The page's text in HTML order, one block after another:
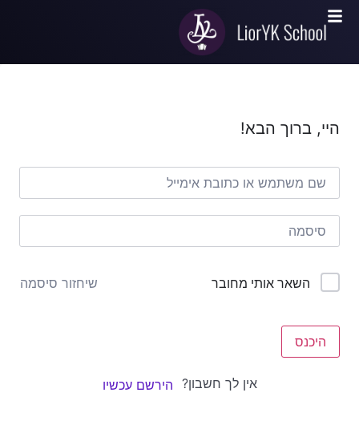
היי, ברוך הבא!
השאר אותי מחובר שיחזור סיסמה
היכנס
אין לך חשבון? הירשם עכשיו